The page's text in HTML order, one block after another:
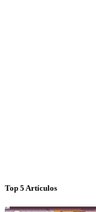
Top 5 Artículos